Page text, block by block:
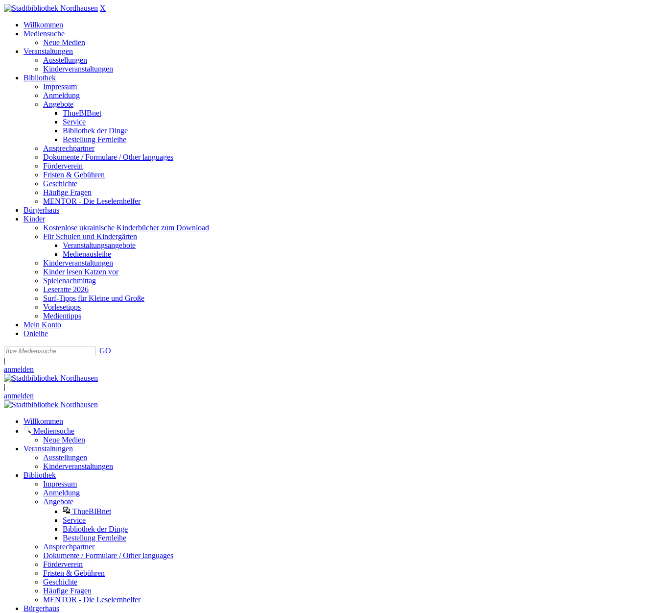
X
Willkommen
Mediensuche
Neue Medien
Veranstaltungen
Ausstellungen
Kinderveranstaltungen
Bibliothek
Impressum
Anmeldung
Angebote
ThueBIBnet
Service
Bibliothek der Dinge
Bestellung Fernleihe
Ansprechpartner
Dokumente / Formulare / Other languages
Förderverein
Fristen & Gebühren
Geschichte
Häufige Fragen
MENTOR - Die Leselernhelfer
Bürgerhaus
Kinder
Kostenlose ukrainische Kinderbücher zum Download
Für Schulen und Kindergärten
Veranstaltungsangebote
Medienausleihe
Kinderveranstaltungen
Kinder lesen Katzen vor
Spielenachmittag
Leseratte 2026
Surf-Tipps für Kleine und Große
Vorlesetipps
Medientipps
Mein Konto
Onleihe
GO
|
anmelden
|
anmelden
Willkommen
Mediensuche
Neue Medien
Veranstaltungen
Ausstellungen
Kinderveranstaltungen
Bibliothek
Impressum
Anmeldung
Angebote
ThueBIBnet
Service
Bibliothek der Dinge
Bestellung Fernleihe
Ansprechpartner
Dokumente / Formulare / Other languages
Förderverein
Fristen & Gebühren
Geschichte
Häufige Fragen
MENTOR - Die Leselernhelfer
Bürgerhaus